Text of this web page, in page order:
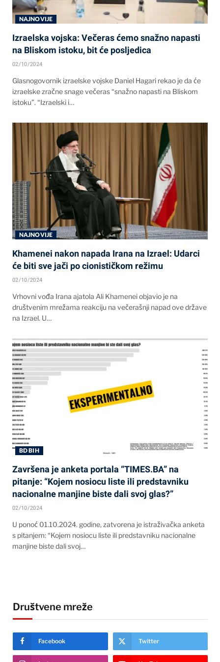
NAJNOVIJE
Izraelska vojska: Večeras ćemo snažno napasti
na Bliskom istoku, bit će posljedica
02/10/2024
Glasnogovornik izraelske vojske Daniel Hagari rekao je da će
izraelske zračne snage večeras “snažno napasti na Bliskom
istoku”. “Izraelski i…
NAJNOVIJE
Khamenei nakon napada Irana na Izrael: Udarci
će biti sve jači po cionističkom režimu
02/10/2024
Vrhovni vođa Irana ajatola Ali Khamenei objavio je na
društvenim mrežama reakciju na večerašnji napad ove države
na Izrael. U…
BD BIH
Završena je anketa portala “TIMES.BA” na
pitanje: “Kojem nosiocu liste ili predstavniku
nacionalne manjine biste dali svoj glas?”
02/10/2024
U ponoć 01.10.2024. godine, zatvorena je istraživačka anketa
s pitanjem: “Kojem nosiocu liste ili predstavniku nacionalne
manjine biste dali svoj…
Društvene mreže
Facebook Twitter